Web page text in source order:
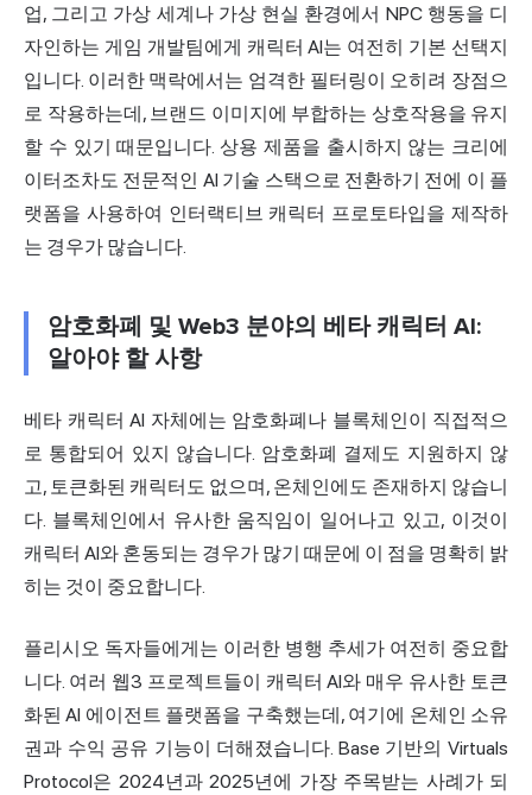
업, 그리고 가상 세계나 가상 현실 환경에서 NPC 행동을 디
자인하는 게임 개발팀에게 캐릭터 AI는 여전히 기본 선택지
입니다. 이러한 맥락에서는 엄격한 필터링이 오히려 장점으
로 작용하는데, 브랜드 이미지에 부합하는 상호작용을 유지
할 수 있기 때문입니다. 상용 제품을 출시하지 않는 크리에
이터조차도 전문적인 AI 기술 스택으로 전환하기 전에 이 플
랫폼을 사용하여 인터랙티브 캐릭터 프로토타입을 제작하
는 경우가 많습니다.
암호화폐 및 Web3 분야의 베타 캐릭터 AI:
알아야 할 사항
베타 캐릭터 AI 자체에는 암호화폐나 블록체인이 직접적으
로 통합되어 있지 않습니다. 암호화폐 결제도 지원하지 않
고, 토큰화된 캐릭터도 없으며, 온체인에도 존재하지 않습니
다. 블록체인에서 유사한 움직임이 일어나고 있고, 이것이
캐릭터 AI와 혼동되는 경우가 많기 때문에 이 점을 명확히 밝
히는 것이 중요합니다.
플리시오 독자들에게는 이러한 병행 추세가 여전히 중요합
니다. 여러 웹3 프로젝트들이 캐릭터 AI와 매우 유사한 토큰
화된 AI 에이전트 플랫폼을 구축했는데, 여기에 온체인 소유
권과 수익 공유 기능이 더해졌습니다. Base 기반의 Virtuals
Protocol은 2024년과 2025년에 가장 주목받는 사례가 되